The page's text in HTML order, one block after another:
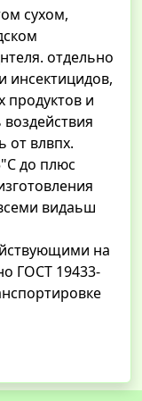
сухом,
отдельно
инсектицидов,
продуктов и
от влвпх.
до плюс
видаьш
на
ГОСТ 19433-